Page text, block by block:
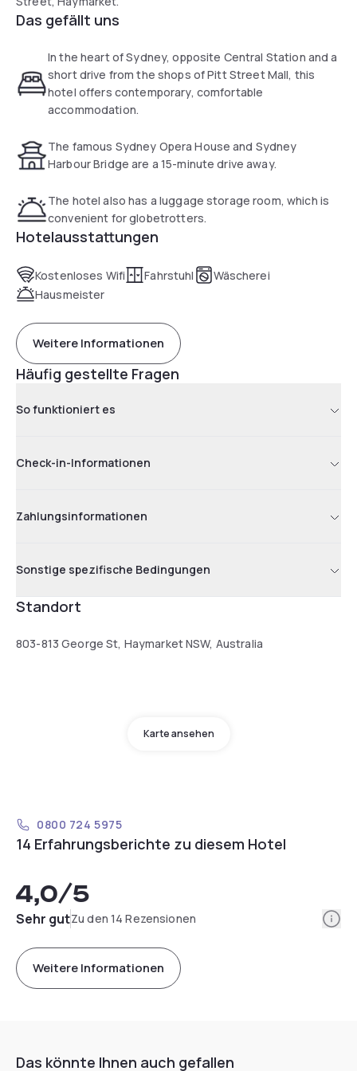
Das gefällt uns
In the heart of Sydney, opposite Central Station and a
short drive from the shops of Pitt Street Mall, this
hotel offers contemporary, comfortable
accommodation.
The famous Sydney Opera House and Sydney
Harbour Bridge are a 15-minute drive away.
The hotel also has a luggage storage room, which is
convenient for globetrotters.
Hotelausstattungen
Kostenloses Wifi Fahrstuhl
Wäscherei
Hausmeister
Weitere Informationen
Häufig gestellte Fragen
So funktioniert es
Check-in-Informationen
Zahlungsinformationen
Sonstige spezifische Bedingungen
Standort
803-813 George St, Haymarket NSW, Australia
Karte ansehen
0800 724 5975
14 Erfahrungsberichte zu diesem Hotel
4,0/5
Sehr gutZu den 14 Rezensionen
Weitere Informationen
Das könnte Ihnen auch gefallen